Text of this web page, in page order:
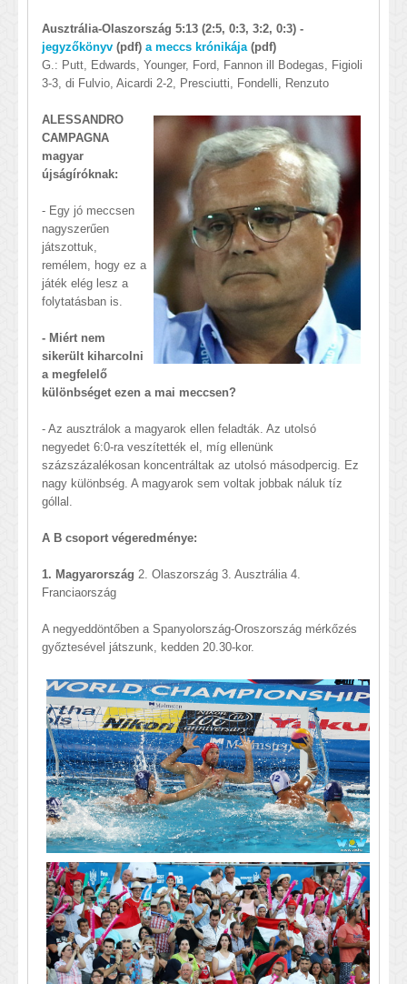
Ausztrália-Olaszország 5:13 (2:5, 0:3, 3:2, 0:3) -
jegyzőkönyv (pdf) a meccs krónikája (pdf)
G.: Putt, Edwards, Younger, Ford, Fannon ill Bodegas, Figioli
3-3, di Fulvio, Aicardi 2-2, Presciutti, Fondelli, Renzuto
ALESSANDRO
CAMPAGNA
magyar
újságíróknak:
- Egy jó meccsen
nagyszerűen
játszottuk,
remélem, hogy ez a
játék elég lesz a
folytatásban is.
- Miért nem
sikerült kiharcolni
a megfelelő
különbséget ezen a mai meccsen?
- Az ausztrálok a magyarok ellen feladták. Az utolsó
negyedet 6:0-ra veszítették el, míg ellenünk
százszázalékosan koncentráltak az utolsó másodpercig. Ez
nagy különbség. A magyarok sem voltak jobbak náluk tíz
góllal.
A B csoport végeredménye:
1. Magyarország 2. Olaszország 3. Ausztrália 4.
Franciaország
A negyeddöntőben a Spanyolország-Oroszország mérkőzés
győztesével játszunk, kedden 20.30-kor.